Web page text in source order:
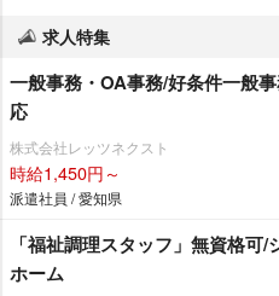
求人特集
一般事務・OA事務/好条件一般
応
株式会社レッツネクスト
時給1,450円～
派遣社員 / 愛知県
「福祉調理スタッフ」無資格可
ホーム